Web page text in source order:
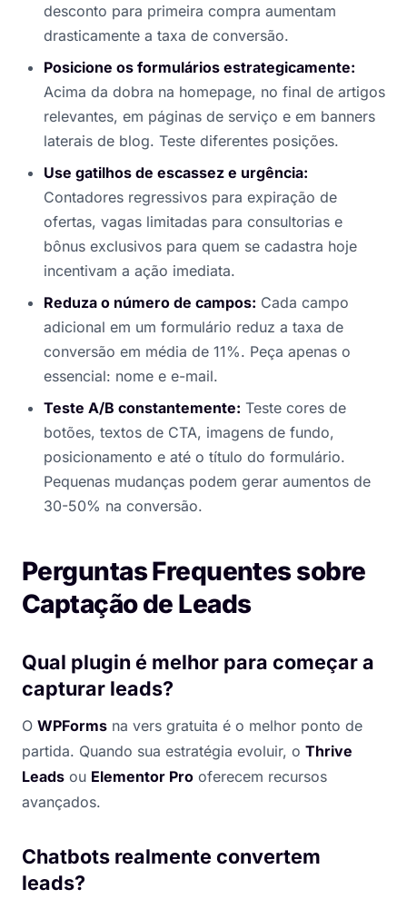
desconto para primeira compra aumentam
drasticamente a taxa de conversão.
Posicione os formulários estrategicamente:
Acima da dobra na homepage, no final de artigos
relevantes, em páginas de serviço e em banners
laterais de blog. Teste diferentes posições.
Use gatilhos de escassez e urgência:
Contadores regressivos para expiração de
ofertas, vagas limitadas para consultorias e
bônus exclusivos para quem se cadastra hoje
incentivam a ação imediata.
Reduza o número de campos: Cada campo
adicional em um formulário reduz a taxa de
conversão em média de 11%. Peça apenas o
essencial: nome e e-mail.
Teste A/B constantemente: Teste cores de
botões, textos de CTA, imagens de fundo,
posicionamento e até o título do formulário.
Pequenas mudanças podem gerar aumentos de
30-50% na conversão.
Perguntas Frequentes sobre
Captação de Leads
Qual plugin é melhor para começar a
capturar leads?
O WPForms na vers gratuita é o melhor ponto de
partida. Quando sua estratégia evoluir, o Thrive
Leads ou Elementor Pro oferecem recursos
avançados.
Chatbots realmente convertem
leads?